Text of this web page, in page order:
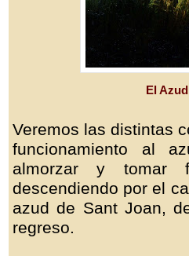
El
Veremos las distintas
funcionamiento al
almorzar y tomar
descendiendo por el
azud de Sant Joan,
regreso.